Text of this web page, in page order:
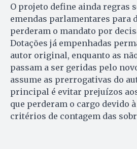
O projeto define ainda regras
emendas parlamentares para
perderam o mandato por
Dotações já empenhadas
autor original, enquanto as
passam a ser geridas pelo
assume as prerrogativas do
principal é evitar prejuízos
que perderam o cargo devido
critérios de contagem das